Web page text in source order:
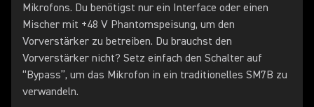
Mikrofons. Du benötigst nur ein Interface oder einen
Mischer mit +48 V Phantomspeisung, um den
Vorverstärker zu betreiben. Du brauchst den
Vorverstärker nicht? Setz einfach den Schalter auf
“Bypass”, um das Mikrofon in ein traditionelles SM7B zu
verwandeln.